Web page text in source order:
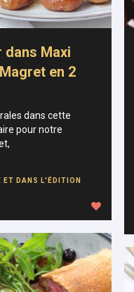
Maxi
en 2
dans cette
pour notre
ET DANS L'ÉDITION